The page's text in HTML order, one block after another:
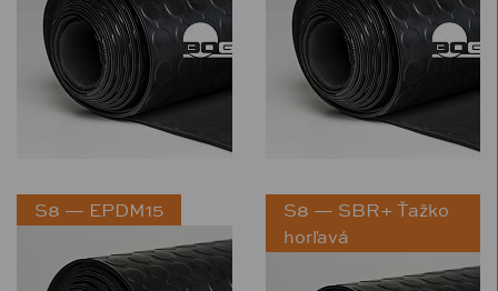
S8 — EPDM15
S8 — SBR+ Ťažko
horľavá